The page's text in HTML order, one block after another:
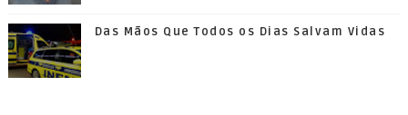
Das Mãos Que Todos os Dias Salvam Vidas